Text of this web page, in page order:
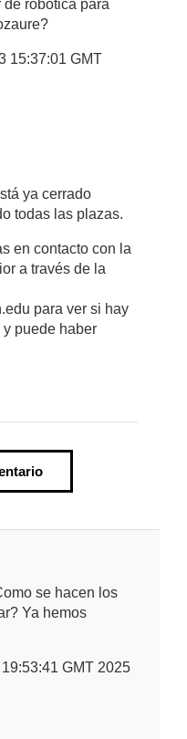
robotica para
15:37:01 GMT
ya cerrado
todas las plazas.
en contacto con la
a través de la
para ver si hay
puede haber
se hacen los
Ya hemos
GMT 2025